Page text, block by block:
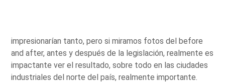
impresionarían tanto, pero si miramos fotos del before
and after, antes y después de la legislación, realmente es
impactante ver el resultado, sobre todo en las ciudades
industriales del norte del país, realmente importante.